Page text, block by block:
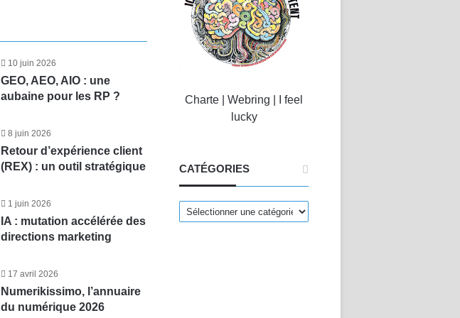
10 juin 2026
GEO, AEO, AIO : une
aubaine pour les RP ?
8 juin 2026
Retour d’expérience client
(REX) : un outil stratégique
1 juin 2026
IA : mutation accélérée des
directions marketing
17 avril 2026
Numerikissimo, l’annuaire
du numérique 2026
Charte Webring
I feel
lucky
CATÉGORIES
CATÉGORIES